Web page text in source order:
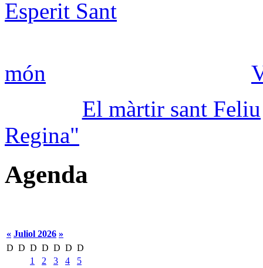
Esperit Sant
món
El màrtir sant Feliu
Regina"
Agenda
« Juliol 2026 »
D D D D D D D
1
2 3 4
5